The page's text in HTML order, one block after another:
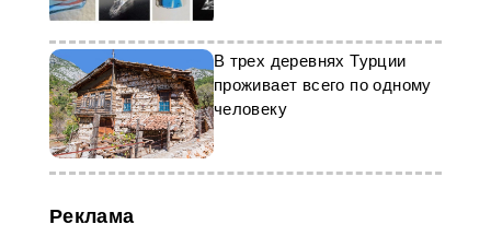
В трех деревнях Турции
проживает всего по одному
человеку
Реклама